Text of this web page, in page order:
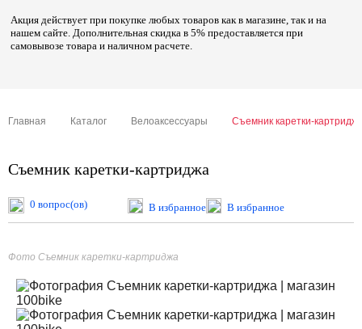
Акция действует при покупке любых товаров как в магазине, так и на
нашем сайте. Дополнительная скидка в 5% предоставляется при
самовывозе товара и наличном расчете.
Главная Каталог Велоаксессуары Съемник каретки-
Съемник каретки-картриджа
0 вопрос(ов) В избранное В избранное
Фото Съемник каретки-картриджа